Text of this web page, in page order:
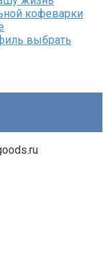
кофеварки
выбрать